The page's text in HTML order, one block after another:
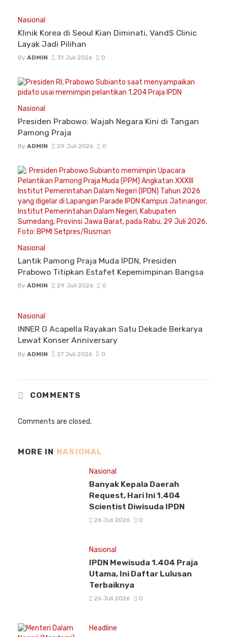
Nasional
Klinik Korea di Seoul Kian Diminati, VandS Clinic
Layak Jadi Pilihan
By ADMIN 31 Juli 2026 0
Nasional
Presiden Prabowo: Wajah Negara Kini di Tangan
Pamong Praja
By ADMIN 29 Juli 2026 0
Nasional
Lantik Pamong Praja Muda IPDN, Presiden
Prabowo Titipkan Estafet Kepemimpinan Bangsa
By ADMIN 29 Juli 2026 0
Nasional
INNER G Acapella Rayakan Satu Dekade Berkarya
Lewat Konser Anniversary
By ADMIN 27 Juli 2026 0
COMMENTS
Comments are closed.
MORE IN NASIONAL
Nasional
Banyak Kepala Daerah
Request, Hari Ini 1.404
Scientist Diwisuda IPDN
26 Juli 2026 0
Nasional
IPDN Mewisuda 1.404 Praja
Utama, Ini Daftar Lulusan
Terbaiknya
26 Juli 2026 0
Headline